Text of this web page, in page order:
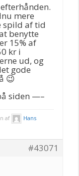
mere
spild af tid
benytte
15% af
kr i
ud, og
gode
😉
siden —–
af
Hans
#43071